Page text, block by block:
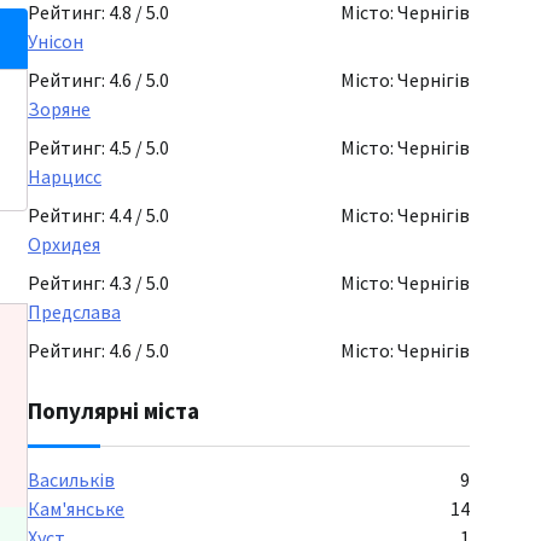
Рейтинг: 4.8 / 5.0
Місто: Чернігів
Унісон
Рейтинг: 4.6 / 5.0
Місто: Чернігів
Зоряне
Рейтинг: 4.5 / 5.0
Місто: Чернігів
Нарцисс
Рейтинг: 4.4 / 5.0
Місто: Чернігів
Орхидея
Рейтинг: 4.3 / 5.0
Місто: Чернігів
Предслава
Рейтинг: 4.6 / 5.0
Місто: Чернігів
Популярні міста
Васильків
9
Кам'янське
14